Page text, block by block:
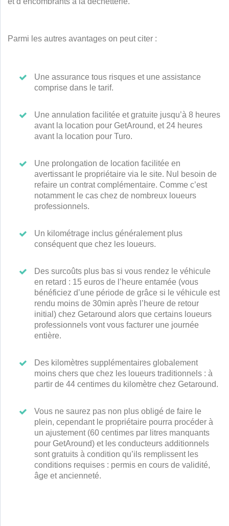
Parmi les autres avantages on peut citer :
Une assurance tous risques et une assistance
comprise dans le tarif.
Une annulation facilitée et gratuite jusqu’à 8 heures
avant la location pour GetAround, et 24 heures
avant la location pour Turo.
Une prolongation de location facilitée en
avertissant le propriétaire via le site. Nul besoin de
refaire un contrat complémentaire. Comme c’est
notamment le cas chez de nombreux loueurs
professionnels.
Un kilométrage inclus généralement plus
conséquent que chez les loueurs.
Des surcoûts plus bas si vous rendez le véhicule
en retard : 15 euros de l’heure entamée (vous
bénéficiez d’une période de grâce si le véhicule est
rendu moins de 30min après l’heure de retour
initial) chez Getaround alors que certains loueurs
professionnels vont vous facturer une journée
entière.
Des kilomètres supplémentaires globalement
moins chers que chez les loueurs traditionnels : à
partir de 44 centimes du kilomètre chez Getaround.
Vous ne saurez pas non plus obligé de faire le
plein, cependant le propriétaire pourra procéder à
un ajustement (60 centimes par litres manquants
pour GetAround) et les conducteurs additionnels
sont gratuits à condition qu’ils remplissent les
conditions requises : permis en cours de validité,
âge et ancienneté.